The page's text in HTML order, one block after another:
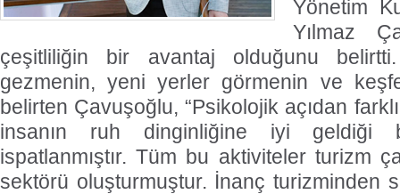
Yönetim
Yılmaz
çeşitliliğin bir avantaj olduğunu belirtti.
gezmenin, yeni yerler görmenin ve
belirten Çavuşoğlu, “Psikolojik açıdan
insanın ruh dinginliğine iyi geldiği
ispatlanmıştır. Tüm bu aktiviteler turizm
sektörü oluşturmuştur. İnanç turizminden